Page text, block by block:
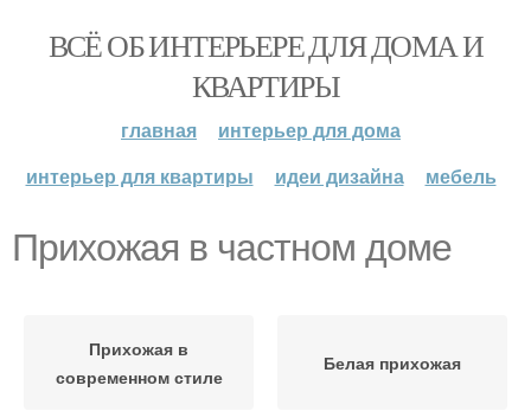
ВСЁ ОБ ИНТЕРЬЕРЕ ДЛЯ ДОМА И
КВАРТИРЫ
главная
интерьер для дома
интерьер для квартиры
идеи дизайна мебель
Прихожая в частном доме
Прихожая в
современном стиле
Белая прихожая